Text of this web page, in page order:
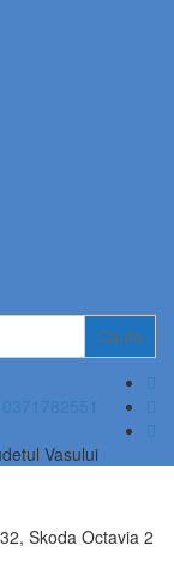
0371782551
Vasului
Skoda Octavia 2